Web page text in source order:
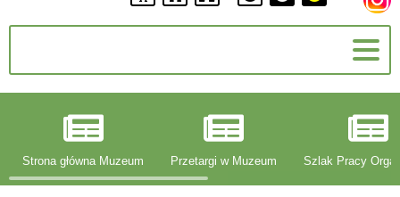
domyślna
czcionki
większa
czcionki
największa
czcionka
Strona główna Muzeum Przetargi w Muzeum Szlak Pracy